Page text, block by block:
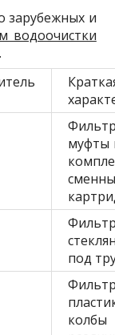
зарубежных и
водоочистки
муфты
под